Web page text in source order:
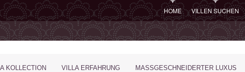
HOME VILLEN SUCHEN
KOLLECTION VILLA ERFAHRUNG MASSGESCHNEIDERTER LUXUS